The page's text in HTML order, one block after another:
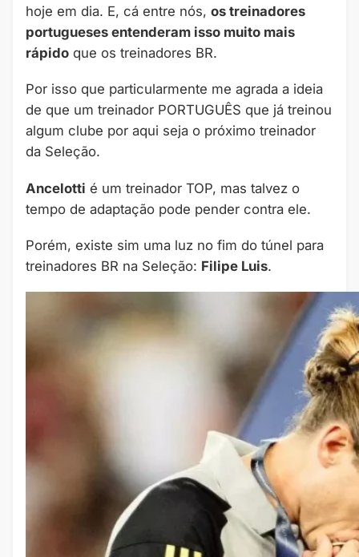
hoje em dia. E, cá entre nós, os treinadores
portugueses entenderam isso muito mais
rápido que os treinadores BR.
Por isso que particularmente me agrada a ideia
de que um treinador PORTUGUÊS que já treinou
algum clube por aqui seja o próximo treinador
da Seleção.
Ancelotti é um treinador TOP, mas talvez o
tempo de adaptação pode pender contra ele.
Porém, existe sim uma luz no fim do túnel para
treinadores BR na Seleção: Filipe Luis.